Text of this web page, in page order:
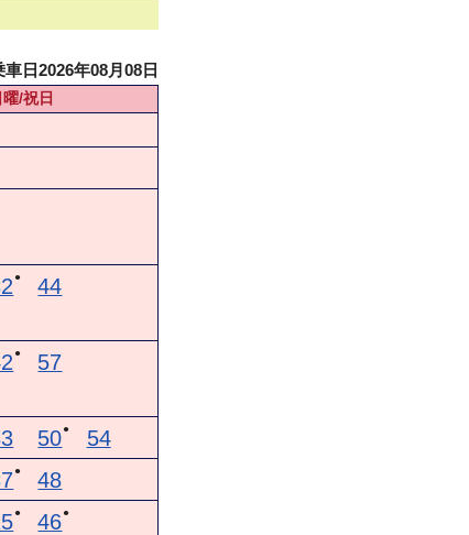
車日2026年08月08日
曜/祝日
● 44
● 57
50● 54
● 48
● 46●